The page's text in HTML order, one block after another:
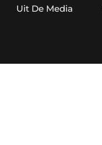
Uit De Media